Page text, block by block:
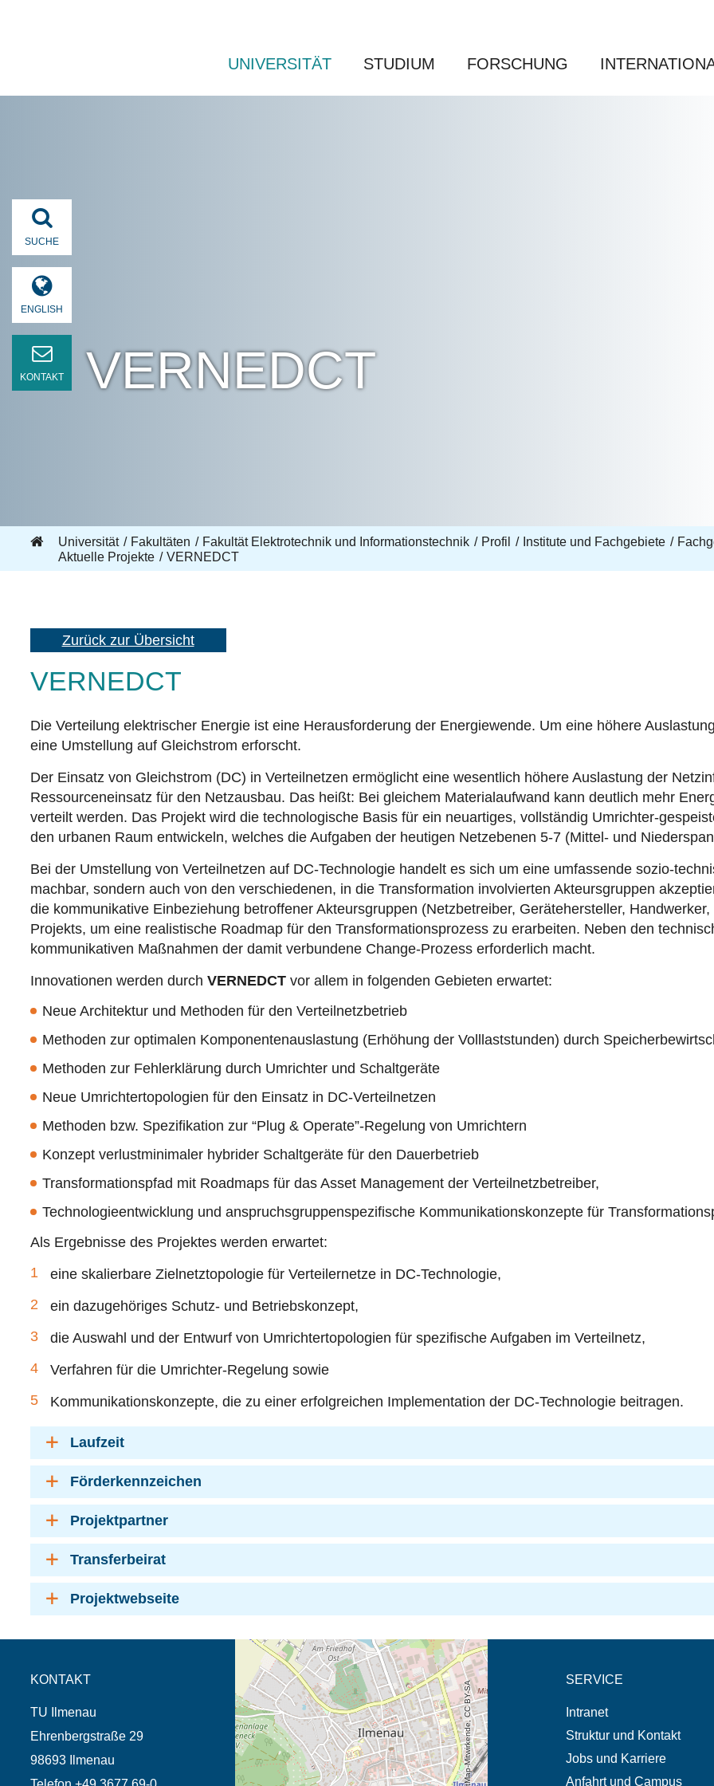
UNIVERSITÄT STUDIUM FORSCHUNG
SUCHE
ENGLISH
KONTAKT VERNEDCT
Universität Fakultäten Fakultät Elektrotechnik und Informationstechnik Profil Institute und Fachgebiete
Aktuelle Projekte
VERNEDCT
Zurück zur Übersicht
VERNEDCT
Die Verteilung elektrischer Energie ist eine Herausforderung der Energiewende. Um eine höhere
eine Umstellung auf Gleichstrom erforscht.
Der Einsatz von Gleichstrom (DC) in Verteilnetzen ermöglicht eine wesentlich höhere Auslastung der
Ressourceneinsatz für den Netzausbau. Das heißt: Bei gleichem Materialaufwand kann deutlich mehr
verteilt werden. Das Projekt wird die technologische Basis für ein neuartiges, vollständig Umrichter-
den urbanen Raum entwickeln, welches die Aufgaben der heutigen Netzebenen 5-7 (Mittel- und
Bei der Umstellung von Verteilnetzen auf DC-Technologie handelt es sich um eine umfassende sozio-
machbar, sondern auch von den verschiedenen, in die Transformation involvierten Akteursgruppen
die kommunikative Einbeziehung betroffener Akteursgruppen (Netzbetreiber, Gerätehersteller,
Projekts, um eine realistische Roadmap für den Transformationsprozess zu erarbeiten. Neben den
kommunikativen Maßnahmen der damit verbundene Change-Prozess erforderlich macht.
Innovationen werden durch VERNEDCTvor allem in folgenden Gebieten erwartet:
Neue Architektur und Methoden für den Verteilnetzbetrieb
Methoden zur optimalen Komponentenauslastung (Erhöhung der Volllaststunden) durch
Methoden zur Fehlerklärung durch Umrichter und Schaltgeräte
Neue Umrichtertopologien für den Einsatz in DC-Verteilnetzen
Methoden bzw. Spezifikation zur “Plug & Operate”-Regelung von Umrichtern
Konzept verlustminimaler hybrider Schaltgeräte für den Dauerbetrieb
Transformationspfad mit Roadmaps für das Asset Management der Verteilnetzbetreiber,
Technologieentwicklung und anspruchsgruppenspezifische Kommunikationskonzepte für
Als Ergebnisse des Projektes werden erwartet:
eine skalierbare Zielnetztopologie für Verteilernetze in DC-Technologie,
ein dazugehöriges Schutz- und Betriebskonzept,
die Auswahl und der Entwurf von Umrichtertopologien für spezifische Aufgaben im Verteilnetz,
Verfahren für die Umrichter-Regelung sowie
Kommunikationskonzepte, die zu einer erfolgreichen Implementation der DC-Technologie beitragen.
Laufzeit
Förderkennzeichen
Projektpartner
Transferbeirat
Projektwebseite
KONTAKT
TU Ilmenau
Ehrenbergstraße 29
98693 Ilmenau
Öffnet die Anfahrtsbeschreibung in neuem
Tab (Karte)
SERVICE
Intranet
Struktur und Kontakt
Jobs und Karriere
Anfahrt und Campus